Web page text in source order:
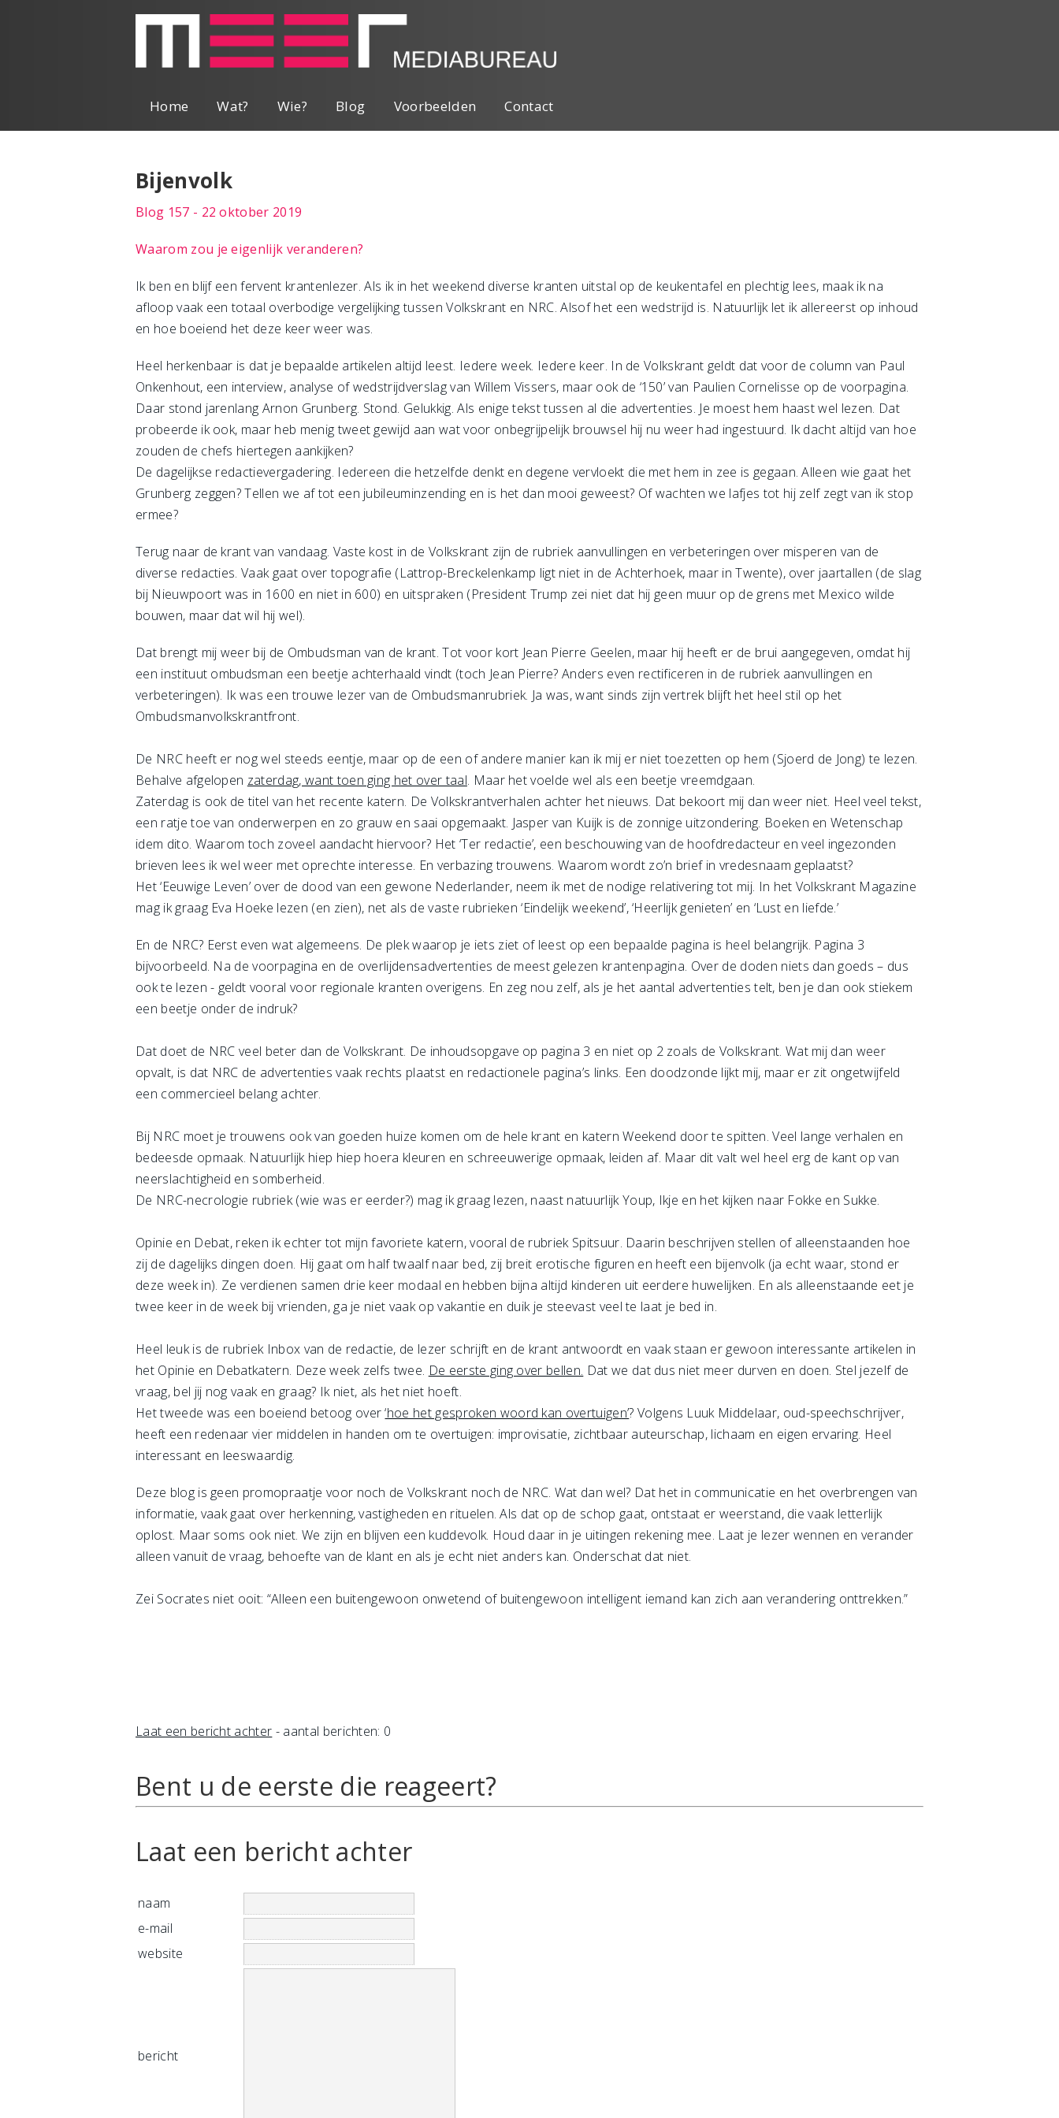
Home Wat? Wie? Blog Voorbeelden Contact
Bijenvolk
Blog 157 - 22 oktober 2019
Waarom zou je eigenlijk veranderen?
Ik ben en blijf een fervent krantenlezer. Als ik in het weekend diverse kranten uitstal op de keukentafel en plechtig lees, maak ik na
afloop vaak een totaal overbodige vergelijking tussen Volkskrant en NRC. Alsof het een wedstrijd is. Natuurlijk let ik allereerst op inhoud
en hoe boeiend het deze keer weer was.
Heel herkenbaar is dat je bepaalde artikelen altijd leest. Iedere week. Iedere keer. In de Volkskrant geldt dat voor de column van Paul
Onkenhout, een interview, analyse of wedstrijdverslag van Willem Vissers, maar ook de ‘150’ van Paulien Cornelisse op de voorpagina.
Daar stond jarenlang Arnon Grunberg. Stond. Gelukkig. Als enige tekst tussen al die advertenties. Je moest hem haast wel lezen. Dat
probeerde ik ook, maar heb menig tweet gewijd aan wat voor onbegrijpelijk brouwsel hij nu weer had ingestuurd. Ik dacht altijd van hoe
zouden de chefs hiertegen aankijken?
De dagelijkse redactievergadering. Iedereen die hetzelfde denkt en degene vervloekt die met hem in zee is gegaan. Alleen wie gaat het
Grunberg zeggen? Tellen we af tot een jubileuminzending en is het dan mooi geweest? Of wachten we lafjes tot hij zelf zegt van ik stop
ermee?
Terug naar de krant van vandaag. Vaste kost in de Volkskrant zijn de rubriek aanvullingen en verbeteringen over misperen van de
diverse redacties. Vaak gaat over topografie (Lattrop-Breckelenkamp ligt niet in de Achterhoek, maar in Twente), over jaartallen (de slag
bij Nieuwpoort was in 1600 en niet in 600) en uitspraken (President Trump zei niet dat hij geen muur op de grens met Mexico wilde
bouwen, maar dat wil hij wel).
Dat brengt mij weer bij de Ombudsman van de krant. Tot voor kort Jean Pierre Geelen, maar hij heeft er de brui aangegeven, omdat hij
een instituut ombudsman een beetje achterhaald vindt (toch Jean Pierre? Anders even rectificeren in de rubriek aanvullingen en
verbeteringen). Ik was een trouwe lezer van de Ombudsmanrubriek. Ja was, want sinds zijn vertrek blijft het heel stil op het
Ombudsmanvolkskrantfront.
De NRC heeft er nog wel steeds eentje, maar op de een of andere manier kan ik mij er niet toezetten op hem (Sjoerd de Jong) te lezen.
Behalve afgelopen zaterdag, want toen ging het over taal. Maar het voelde wel als een beetje vreemdgaan.
Zaterdag is ook de titel van het recente katern. De Volkskrantverhalen achter het nieuws. Dat bekoort mij dan weer niet. Heel veel tekst,
een ratje toe van onderwerpen en zo grauw en saai opgemaakt. Jasper van Kuijk is de zonnige uitzondering. Boeken en Wetenschap
idem dito. Waarom toch zoveel aandacht hiervoor? Het ‘Ter redactie’, een beschouwing van de hoofdredacteur en veel ingezonden
brieven lees ik wel weer met oprechte interesse. En verbazing trouwens. Waarom wordt zo’n brief in vredesnaam geplaatst?
Het ‘Eeuwige Leven’ over de dood van een gewone Nederlander, neem ik met de nodige relativering tot mij. In het Volkskrant Magazine
mag ik graag Eva Hoeke lezen (en zien), net als de vaste rubrieken ‘Eindelijk weekend’, ‘Heerlijk genieten’ en ‘Lust en liefde.’
En de NRC? Eerst even wat algemeens. De plek waarop je iets ziet of leest op een bepaalde pagina is heel belangrijk. Pagina 3
bijvoorbeeld. Na de voorpagina en de overlijdensadvertenties de meest gelezen krantenpagina. Over de doden niets dan goeds – dus
ook te lezen - geldt vooral voor regionale kranten overigens. En zeg nou zelf, als je het aantal advertenties telt, ben je dan ook stiekem
een beetje onder de indruk?
Dat doet de NRC veel beter dan de Volkskrant. De inhoudsopgave op pagina 3 en niet op 2 zoals de Volkskrant. Wat mij dan weer
opvalt, is dat NRC de advertenties vaak rechts plaatst en redactionele pagina’s links. Een doodzonde lijkt mij, maar er zit ongetwijfeld
een commercieel belang achter.
Bij NRC moet je trouwens ook van goeden huize komen om de hele krant en katern Weekend door te spitten. Veel lange verhalen en
bedeesde opmaak. Natuurlijk hiep hiep hoera kleuren en schreeuwerige opmaak, leiden af. Maar dit valt wel heel erg de kant op van
neerslachtigheid en somberheid.
De NRC-necrologie rubriek (wie was er eerder?) mag ik graag lezen, naast natuurlijk Youp, Ikje en het kijken naar Fokke en Sukke.
Opinie en Debat, reken ik echter tot mijn favoriete katern, vooral de rubriek Spitsuur. Daarin beschrijven stellen of alleenstaanden hoe
zij de dagelijks dingen doen. Hij gaat om half twaalf naar bed, zij breit erotische figuren en heeft een bijenvolk (ja echt waar, stond er
deze week in). Ze verdienen samen drie keer modaal en hebben bijna altijd kinderen uit eerdere huwelijken. En als alleenstaande eet je
twee keer in de week bij vrienden, ga je niet vaak op vakantie en duik je steevast veel te laat je bed in.
Heel leuk is de rubriek Inbox van de redactie, de lezer schrijft en de krant antwoordt en vaak staan er gewoon interessante artikelen in
het Opinie en Debatkatern. Deze week zelfs twee. De eerste ging over bellen. Dat we dat dus niet meer durven en doen. Stel jezelf de
vraag, bel jij nog vaak en graag? Ik niet, als het niet hoeft.
Het tweede was een boeiend betoog over‘hoe het gesproken woord kan overtuigen’? Volgens Luuk Middelaar, oud-speechschrijver,
heeft een redenaar vier middelen in handen om te overtuigen: improvisatie, zichtbaar auteurschap, lichaam en eigen ervaring. Heel
interessant en leeswaardig.
Deze blog is geen promopraatje voor noch de Volkskrant noch de NRC. Wat dan wel? Dat het in communicatie en het overbrengen van
informatie, vaak gaat over herkenning, vastigheden en rituelen. Als dat op de schop gaat, ontstaat er weerstand, die vaak letterlijk
oplost. Maar soms ook niet. We zijn en blijven een kuddevolk. Houd daar in je uitingen rekening mee. Laat je lezer wennen en verander
alleen vanuit de vraag, behoefte van de klant en als je echt niet anders kan. Onderschat dat niet.
Zei Socrates niet ooit: “Alleen een buitengewoon onwetend of buitengewoon intelligent iemand kan zich aan verandering onttrekken.”
Laat een bericht achter - aantal berichten: 0
Bent u de eerste die reageert?
Laat een bericht achter
naam
e-mail
website
bericht